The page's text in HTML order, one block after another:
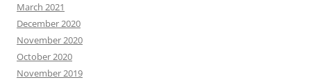
March 2021
December 2020
November 2020
October 2020
November 2019